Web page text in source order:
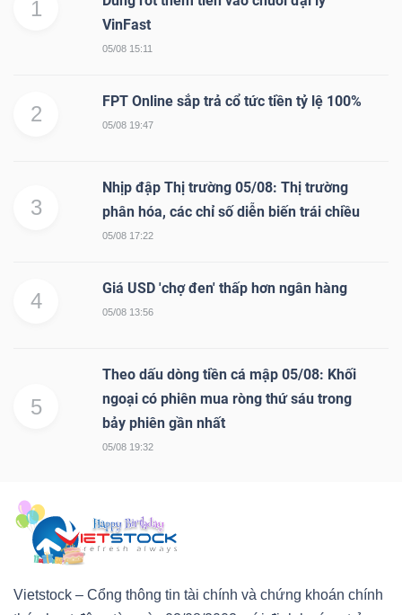
1
VinFast
05/08 15:11
2
FPT Online sắp trả cổ tức tiền tỷ lệ 100%
05/08 19:47
3
Nhịp đập Thị trường 05/08: Thị trường
phân hóa, các chỉ số diễn biến trái chiều
05/08 17:22
4
Giá USD 'chợ đen' thấp hơn ngân hàng
05/08 13:56
5
Theo dấu dòng tiền cá mập 05/08: Khối
ngoại có phiên mua ròng thứ sáu trong
bảy phiên gần nhất
05/08 19:32
Vietstock – Cổng thông tin tài chính và chứng khoán chính